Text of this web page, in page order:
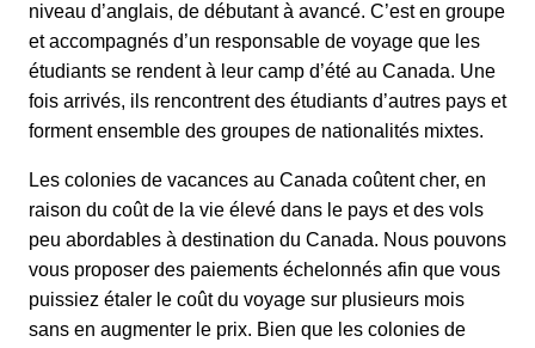
niveau d’anglais, de débutant à avancé. C’est en groupe
et accompagnés d’un responsable de voyage que les
étudiants se rendent à leur camp d’été au Canada. Une
fois arrivés, ils rencontrent des étudiants d’autres pays et
forment ensemble des groupes de nationalités mixtes.
Les colonies de vacances au Canada coûtent cher, en
raison du coût de la vie élevé dans le pays et des vols
peu abordables à destination du Canada. Nous pouvons
vous proposer des paiements échelonnés afin que vous
puissiez étaler le coût du voyage sur plusieurs mois
sans en augmenter le prix. Bien que les colonies de